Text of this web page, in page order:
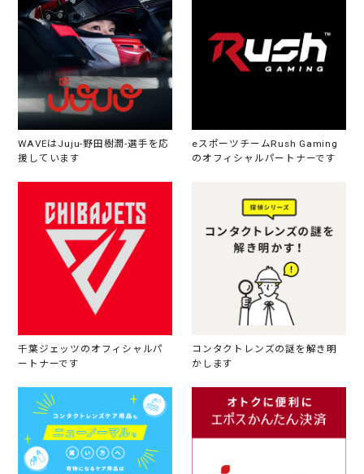
WAVEはJuju-野田樹潤-選手を応
援しています
eスポーツチームRush Gaming
のオフィシャルパートナーです
千葉ジェッツのオフィシャルパ
ートナーです
コンタクトレンズの謎を解き明
かします